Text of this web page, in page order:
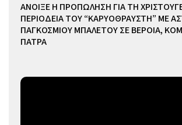
ΑΝΟΙΞΕ Η ΠΡΟΠΩΛΗΣΗ ΓΙΑ ΤΗ
ΠΕΡΙΟΔΕΙΑ ΤΟΥ “ΚΑΡΥΟΘΡΑΥΣΤΗ” ΜΕ
ΠΑΓΚΟΣΜΙΟΥ ΜΠΑΛΕΤΟΥ ΣΕ ΒΕΡΟΙΑ,
ΠΑΤΡΑ